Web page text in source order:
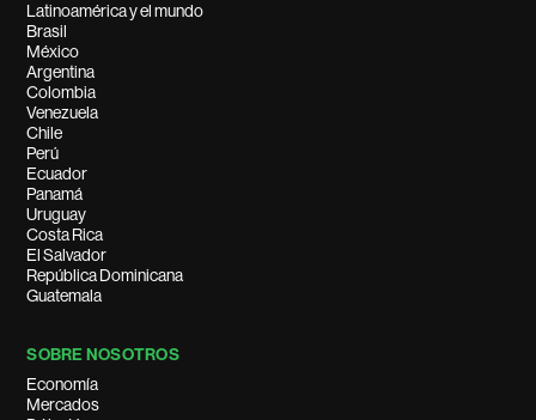
Latinoamérica y el mundo
Brasil
México
Argentina
Colombia
Venezuela
Chile
Perú
Ecuador
Panamá
Uruguay
Costa Rica
El Salvador
República Dominicana
Guatemala
SOBRE NOSOTROS
Economía
Mercados